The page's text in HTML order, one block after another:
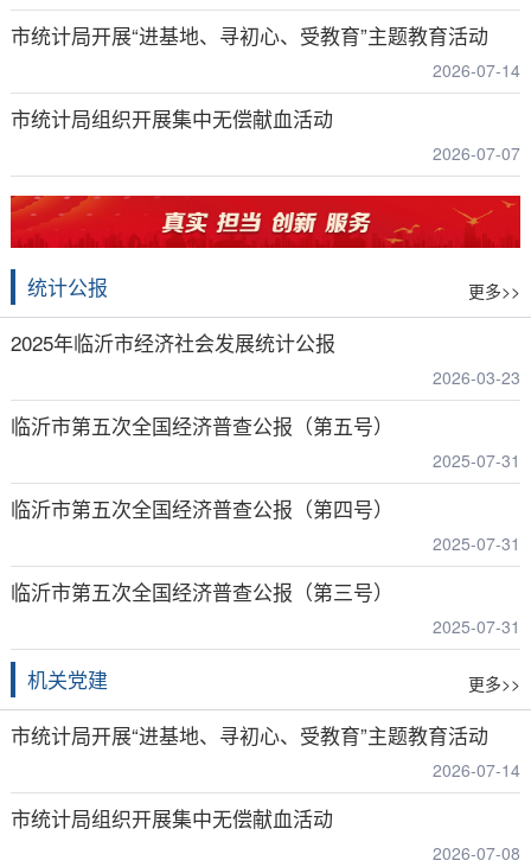
市统计局开展“进基地、寻初心、受教育”主题教育活动
2026-07-14
市统计局组织开展集中无偿献血活动
2026-07-07
统计公报 更多>>
2025年临沂市经济社会发展统计公报
2026-03-23
临沂市第五次全国经济普查公报（第五号）
2025-07-31
临沂市第五次全国经济普查公报（第四号）
2025-07-31
临沂市第五次全国经济普查公报（第三号）
2025-07-31
机关党建 更多>>
市统计局开展“进基地、寻初心、受教育”主题教育活动
2026-07-14
市统计局组织开展集中无偿献血活动
2026-07-08